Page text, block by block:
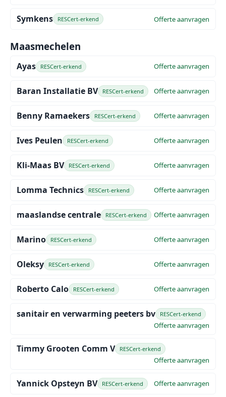
Symkens RESCert-erkend Offerte aanvragen
Maasmechelen
Ayas RESCert-erkend Offerte aanvragen
Baran Installatie BV RESCert-erkend Offerte aanvragen
Benny Ramaekers RESCert-erkend Offerte aanvragen
Ives Peulen RESCert-erkend Offerte aanvragen
Kli-Maas BV RESCert-erkend Offerte aanvragen
Lomma Technics RESCert-erkend Offerte aanvragen
maaslandse centrale RESCert-erkend Offerte aanvragen
Marino RESCert-erkend Offerte aanvragen
Oleksy RESCert-erkend Offerte aanvragen
Roberto Calo RESCert-erkend Offerte aanvragen
sanitair en verwarming peeters bv RESCert-erkend
Offerte aanvragen
Timmy Grooten Comm V RESCert-erkend
Offerte aanvragen
Yannick Opsteyn BV RESCert-erkend Offerte aanvragen